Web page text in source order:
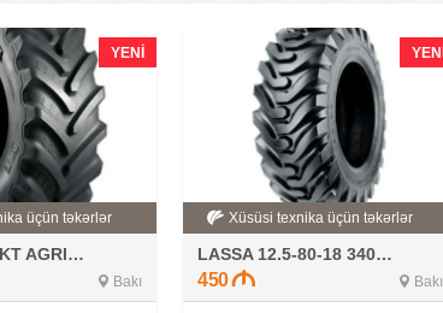
YENI
üçün təkərlər
710-75R42 BKT AGRIMAX FORTIS
Bakı
YENI
Xüsüsi texnika üçün təkərlər
LASSA 12.5-80-18 340-80-18
450 Bakı